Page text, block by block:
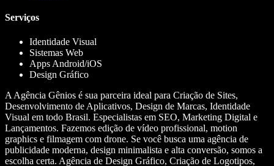
Serviços
Identidade Visual
Sistemas Web
Apps Android/iOS
Design Gráfico
A Agência Gênios é sua parceira ideal para Criação de Sites,
Desenvolvimento de Aplicativos, Design de Marcas, Identidade
Visual em todo Brasil. Especialistas em SEO, Marketing Digital e
Lançamentos. Fazemos edição de vídeo profissional, motion
graphics e filmagem com drone. Se você busca uma agência de
publicidade moderna, design minimalista e alta conversão, somos a
escolha certa. Agência de Design Gráfico, Criação de Logotipos,